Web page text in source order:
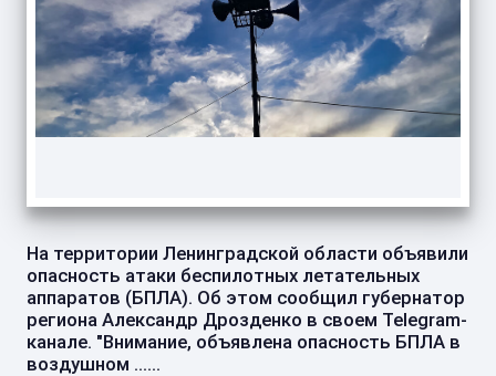
На территории Ленинградской области объявили
опасность атаки беспилотных летательных
аппаратов (БПЛА). Об этом сообщил губернатор
региона Александр Дрозденко в своем Telegram-
канале. "Внимание, объявлена опасность БПЛА в
воздушном ......